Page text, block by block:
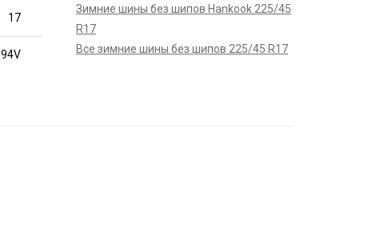
17
94V
Зимние шины без шипов Hankook 225/45
R17
Все зимние шины без шипов 225/45 R17